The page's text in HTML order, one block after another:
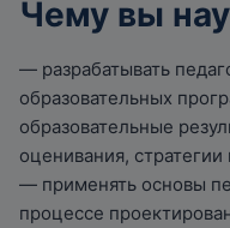
Чему вы
— разрабатывать
образовательных
образовательные
оценивания,
— применять основы
процессе